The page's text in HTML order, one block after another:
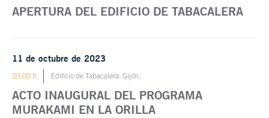
APERTURA DEL EDIFICIO DE TABACALERA
11 de octubre de 2023
20:00 h. Edificio de Tabacalera. Gijón.
ACTO INAUGURAL DEL PROGRAMA
MURAKAMI EN LA ORILLA